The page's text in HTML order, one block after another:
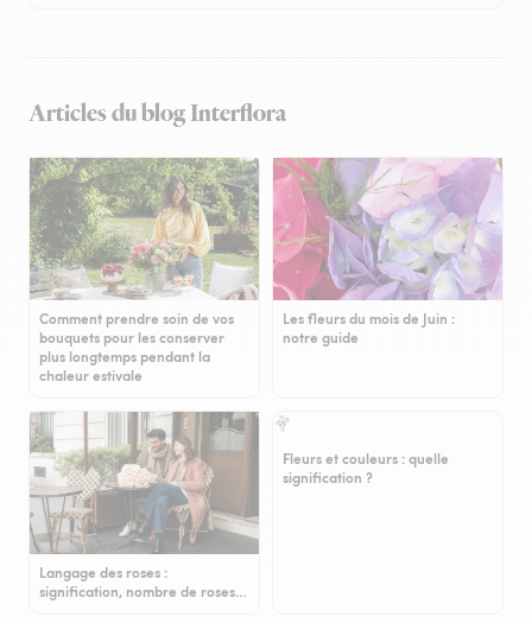
Articles du blog Interflora
Comment prendre soin de vos
bouquets pour les conserver
plus longtemps pendant la
chaleur estivale
Les fleurs du mois de Juin :
notre guide
Langage des roses :
signification, nombre de roses…
Fleurs et couleurs : quelle
signification ?